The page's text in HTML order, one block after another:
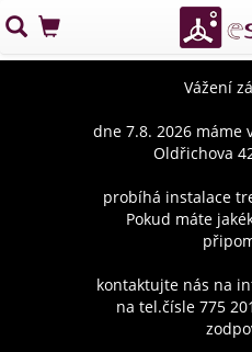
Vážení
dne 7.8. 2026 máme
Oldřichova
probíhá instalace
Pokud máte
kontaktujte nás na
na tel.čísle 775